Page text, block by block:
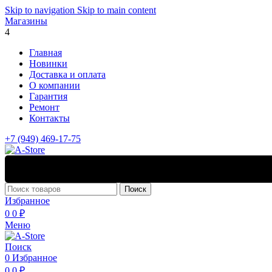
Skip to navigation Skip to main content
Магазины
4
Главная
Новинки
Доставка и оплата
О компании
Гарантия
Ремонт
Контакты
+7 (949) 469-17-75
Поиск
Избранное
0 0 ₽
Меню
Поиск
0 Избранное